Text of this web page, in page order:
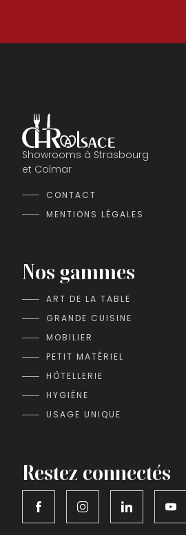
Showrooms à Strasbourg
et Colmar
CONTACT
MENTIONS LÉGALES
Nos gammes
ART DE LA TABLE
GRANDE CUISINE
MOBILIER
PETIT MATÉRIEL
HÔTELLERIE
HYGIÈNE
USAGE UNIQUE
Restez connectés